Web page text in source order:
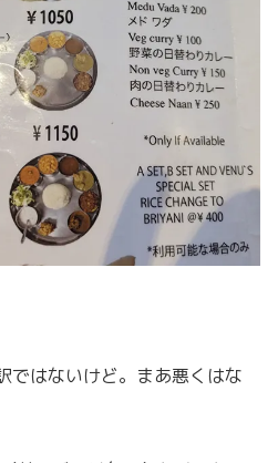
ではないけど。まあ悪くはな